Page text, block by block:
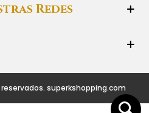
Redes
superkshopping.com